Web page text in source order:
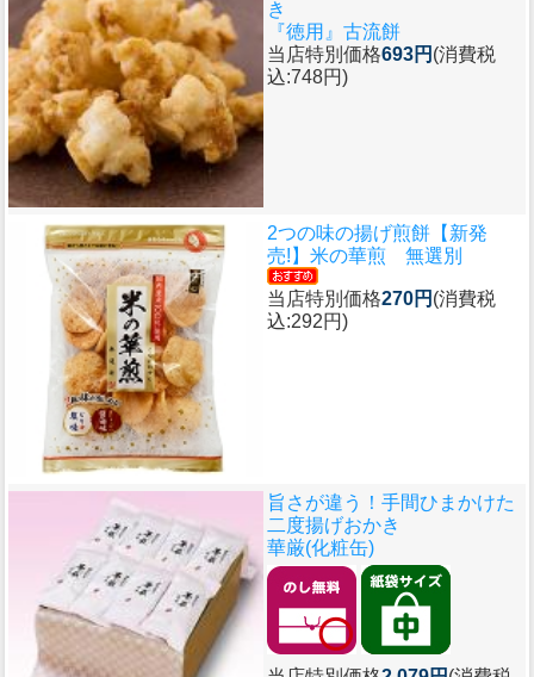
き
『徳用』古流餅
当店特別価格693円 (消費税
込:748円)
2つの味の揚げ煎餅 【新発
売!】米の華煎 無選別
当店特別価格270円 (消費税
込:292円)
旨さが違う！手間ひまかけた
二度揚げおかき
華厳(化粧缶)